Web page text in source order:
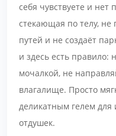
себя чувствуете и нет
стекающая по телу, не
путей и не создаёт
и здесь есть правило:
мочалкой, не
влагалище. Просто
деликатным гелем
отдушек.